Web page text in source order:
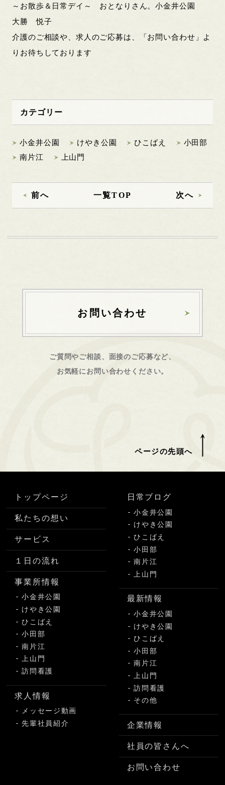
～お散歩＆日常デイ～ おとなりさん。小金井公園
大勝 悦子
介護のご相談や、求人のご応募は、「お問い合わせ」よ
りお待ちしております
カテゴリー
小金井公園 けやき公園 ひこばえ
小田部
南片江
上山門
前へ 一覧TOP 次へ
お問い合わせ
ご質問やご相談、面接のご応募など、
お気軽にお問い合わせください。
ページの先頭へ
トップページ
私たちの想い
サービス
１日の流れ
事業所情報
小金井公園
けやき公園
ひこばえ
小田部
南片江
上山門
訪問看護
求人情報
メッセージ動画
先輩社員紹介
日常ブログ
小金井公園
けやき公園
ひこばえ
小田部
南片江
上山門
最新情報
小金井公園
けやき公園
ひこばえ
小田部
南片江
上山門
訪問看護
その他
企業情報
社員の皆さんへ
お問い合わせ